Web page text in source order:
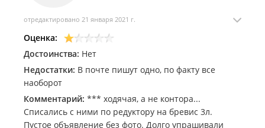
отредактировано 21 января 2021 г.
Оценка:
Достоинства: Нет
Недостатки: В почте пишут одно, по факту все
наоборот
Комментарий: *** ходячая, а не контора...
Списались с ними по редуктору на бревис 3л.
Пустое объявление без фото. Долго упрашивали